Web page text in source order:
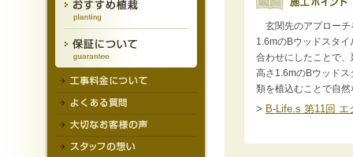
玄関先のアプロー
1.6mのBウッドスタ
合わせにしたことで
高さ1.6mのBウッド
類を植込むことで自
> B-Life.s 第11回